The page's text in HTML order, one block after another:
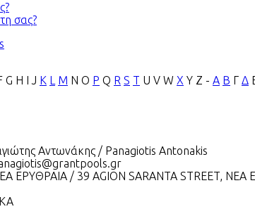
σας?
G H J K M N O P Q R S T U V W X Y Z - Α Β Γ Δ
Αντωνάκης / Panagiotis Antonakis
ΕΡΥΘΡΑΙΑ / 39 AGION SARANTA STREET, NEA